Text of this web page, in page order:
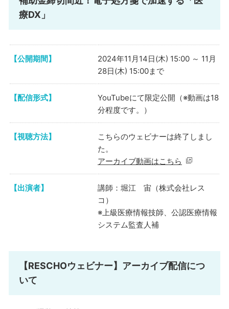
療DX」
【公開期間】
2024年11月14日(木) 15:00 ～ 11月
28日(木) 15:00まで
【配信形式】
YouTubeにて限定公開（※動画は18
分程度です。）
【視聴方法】
こちらのウェビナーは終了しまし
た。
アーカイブ動画はこちら
【出演者】
講師：堀江 宙（株式会社レス
コ）
※上級医療情報技師、公認医療情報
システム監査人補
【RESCHOウェビナー】アーカイブ配信につ
いて